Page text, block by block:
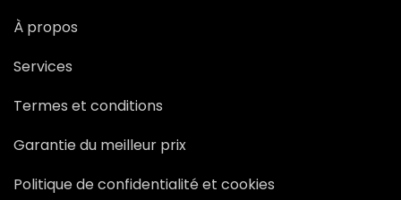
À propos
Services
Termes et conditions
Garantie du meilleur prix
Politique de confidentialité et cookies